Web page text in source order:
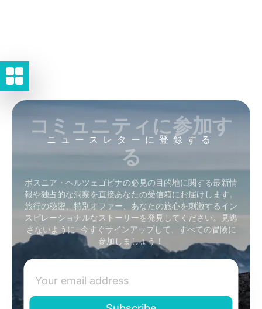
ニュースレターに登録する
コミュニティに参加す
る
ボスニア・ヘルツェゴビナの必見の目的地に関する最新情
報や独占的な洞察を直接あなたの受信箱にお届けします。
旅行の秘密、特別オファー、あなたの旅心を刺激するイン
スピレーショナルなストーリーを発見してください。見逃
さないように–今すぐサインアップして、すべての冒険に
参加しましょう！